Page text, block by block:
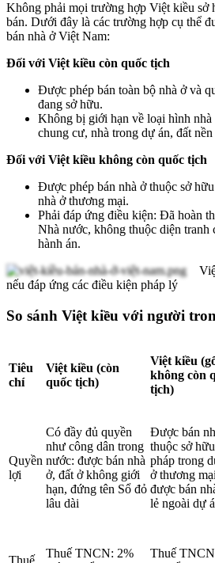
Không phải mọi trường hợp Việt kiều sở
bán. Dưới đây là các trường hợp cụ thể
bán nhà ở Việt Nam:
Đối với Việt kiều còn quốc tịch
Được phép bán toàn bộ nhà ở và
đang sở hữu.
Không bị giới hạn về loại hình nhà
chung cư, nhà trong dự án, đất
Đối với Việt kiều không còn quốc tịch
Được phép bán nhà ở thuộc sở
nhà ở thương mại.
Phải đáp ứng điều kiện: Đã hoàn
Nhà nước, không thuộc diện tranh
hành án.
Việt
nếu đáp ứng các điều kiện pháp lý
So sánh Việt kiều với người
Tiêu
chí
Việt kiều (còn
quốc tịch)
Việt kiều
không còn
tịch)
Quyền
lợi
Có đầy đủ quyền
như công dân trong
nước: được bán nhà
ở, đất ở không giới
hạn, đứng tên Sổ đỏ
lâu dài
Được bán
thuộc sở
pháp trong
ở thương
được bán
lẻ ngoài dự
Thuế TNCN: 2%
Thuế